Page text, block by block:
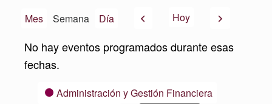
Mes Semana Día AnteriorHoy Siguiente
No hay eventos programados durante esas
fechas.
CategoríasAdministración y Gestión Financiera